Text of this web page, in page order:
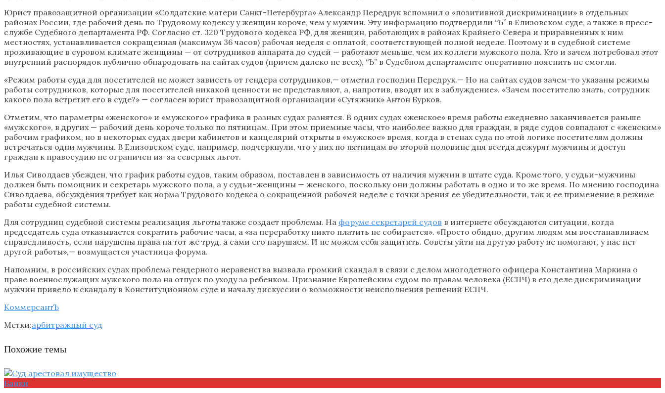
Юрист правозащитной организации «Солдатские матери Санкт-Петербурга» Александр Передрук вспомнил о «позитивной дискриминации» в отдельных
районах России, где рабочий день по Трудовому кодексу у женщин короче, чем у мужчин. Эту информацию подтвердили “Ъ” в Елизовском суде, а также в пресс-
службе Судебного департамента РФ. Согласно ст. 320 Трудового кодекса РФ, для женщин, работающих в районах Крайнего Севера и приравненных к ним
местностях, устанавливается сокращенная (максимум 36 часов) рабочая неделя с оплатой, соответствующей полной неделе. Поэтому и в судебной системе
проживающие в суровом климате женщины — от сотрудников аппарата до судей — работают меньше, чем их коллеги мужского пола. Кто и зачем потребовал этот
внутренний распорядок публично обнародовать на сайтах судов (причем далеко не всех), “Ъ” в Судебном департаменте оперативно пояснить не смогли.
«Режим работы суда для посетителей не может зависеть от гендера сотрудников,— отметил господин Передрук.— Но на сайтах судов зачем-то указаны режимы
работы сотрудников, которые для посетителей никакой ценности не представляют, а, напротив, вводят их в заблуждение». «Зачем посетителю знать, сотрудник
какого пола встретит его в суде?» — согласен юрист правозащитной организации «Сутяжник» Антон Бурков.
Отметим, что параметры «женского» и «мужского» графика в разных судах разнятся. В одних судах «женское» время работы ежедневно заканчивается раньше
«мужского», в других — рабочий день короче только по пятницам. При этом приемные часы, что наиболее важно для граждан, в ряде судов совпадают с «женским»
рабочим графиком, но в некоторых судах двери кабинетов и канцелярий открыты в «мужское» время, когда в стенах суда по этой логике посетителям должны
встречаться одни мужчины. В Елизовском суде, например, подчеркнули, что у них по пятницам во второй половине дня всегда дежурят мужчины и доступ
граждан к правосудию не ограничен из-за северных льгот.
Илья Сиволдаев убежден, что график работы судов, таким образом, поставлен в зависимость от наличия мужчин в штате суда. Кроме того, у судьи-мужчины
должен быть помощник и секретарь мужского пола, а у судьи-женщины — женского, поскольку они должны работать в одно и то же время. По мнению господина
Сиволдаева, обсуждения требует как норма Трудового кодекса о сокращенной рабочей неделе с точки зрения ее убедительности, так и ее применение в режиме
работы судебной системы.
Для сотрудниц судебной системы реализация льготы также создает проблемы. На форуме секретарей судов в интернете обсуждаются ситуации, когда
председатель суда отказывается сократить рабочие часы, а «за переработку никто платить не собирается». «Просто обидно, другим людям мы восстанавливаем
справедливость, если нарушены права на тот же труд, а сами его нарушаем. И не можем себя защитить. Советы уйти на другую работу не помогают, у нас нет
другой работы»,— возмущается участница форума.
Напомним, в российских судах проблема гендерного неравенства вызвала громкий скандал в связи с делом многодетного офицера Константина Маркина о
праве военнослужащих мужского пола на отпуск по уходу за ребенком. Признание Европейским судом по правам человека (ЕСПЧ) в его деле дискриминации
мужчин привело к скандалу в Конституционном суде и началу дискуссии о возможности неисполнения решений ЕСПЧ.
КоммерсантЪ
Метки:арбитражный суд
Похожие темы
Банки